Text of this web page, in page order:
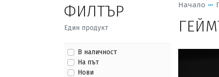
ФИЛТЪР
Един продукт
В наличност
На път
Нови
Начало